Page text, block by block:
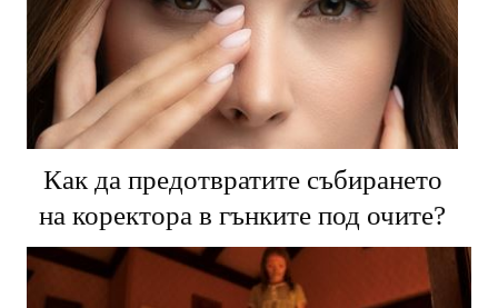
Как да предотвратите събирането
на коректора в гънките под очите?